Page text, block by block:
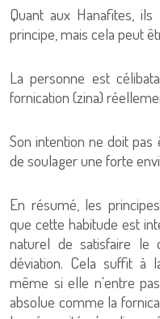
Quant aux Hanafites,
principe, mais cela peut
La personne est
fornication (zina)
Son intention ne doit
de soulager une forte
En résumé, les
que cette habitude est
naturel de satisfaire le
déviation. Cela suffit à
même si elle n'entre
absolue comme la